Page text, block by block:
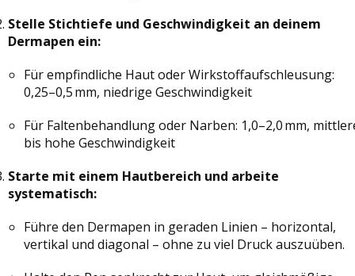
Stelle Stichtiefe und Geschwindigkeit an deinem
Dermapen ein:
Für empfindliche Haut oder Wirkstoffaufschleusung:
0,25–0,5 mm, niedrige Geschwindigkeit
Für Faltenbehandlung oder Narben: 1,0–2,0 mm,
bis hohe Geschwindigkeit
Starte mit einem Hautbereich und arbeite
systematisch:
Führe den Dermapen in geraden Linien – horizontal,
vertikal und diagonal – ohne zu viel Druck auszuüben.